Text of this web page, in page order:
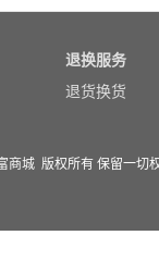
退换服务
退货换货
商城 版权所有 保留一切